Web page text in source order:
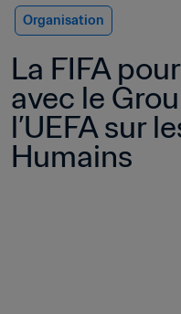
Organisation
La FIFA
avec le
l’UEFA sur
Humains